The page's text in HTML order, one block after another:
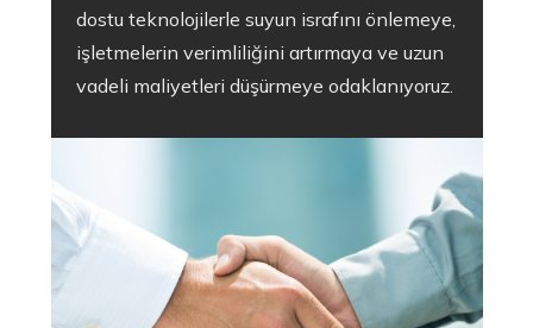
dostu teknolojilerle suyun israfını önlemeye,
işletmelerin verimliliğini artırmaya ve uzun
vadeli maliyetleri düşürmeye odaklanıyoruz.